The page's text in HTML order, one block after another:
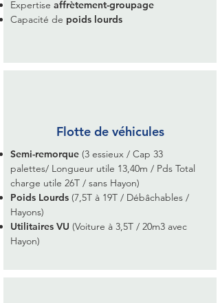
Expertise affrètement-groupage
Capacité de poids lourds
Flotte de véhicules
Semi-remorque (3 essieux / Cap 33
palettes/ Longueur utile 13,40m / Pds Total
charge utile 26T / sans Hayon)​
Poids Lourds (7,5T à 19T / Débâchables /
Hayons)​
Utilitaires VU (Voiture à 3,5T / 20m3 avec
Hayon)